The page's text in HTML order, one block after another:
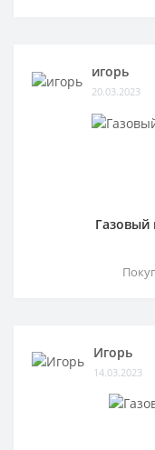
игорь
20.03.2023
Газовый
Игорь
14.03.2023